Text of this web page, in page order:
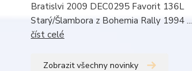
Bratislvi 2009 DEC0295 Favorit 136L
Starý/Šlambora z Bohemia Rally 1994 ...
číst celé
Zobrazit všechny novinky